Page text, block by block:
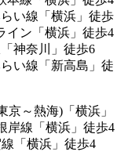
い線「横浜」徒歩
イン「横浜」徒歩4
神奈川」徒歩6
い線「新高島」徒
京～熱海)「横浜」
岸線「横浜」徒歩4
「横浜」徒歩4